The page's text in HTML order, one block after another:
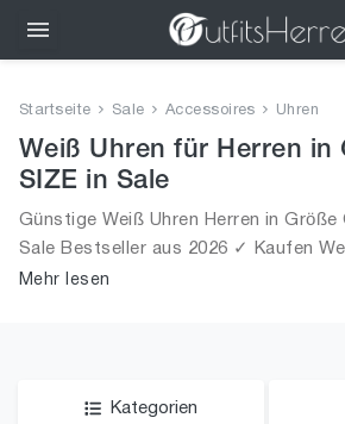
Bekleidung
Schuhe
Startseite Sale Accessoires Uhren
Weiß Uhren für Herren in
SIZE in Sale
Günstige Weiß Uhren Herren in Größe
Sale Bestseller aus 2026 ✓ Kaufen
in Größe ONE SIZE in Sale!
Mehr lesen
Kategorien